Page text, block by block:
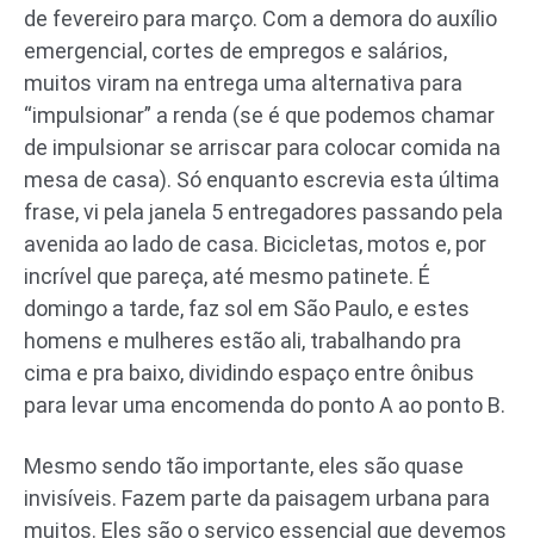
de fevereiro para março. Com a demora do auxílio
emergencial, cortes de empregos e salários,
muitos viram na entrega uma alternativa para
“impulsionar” a renda (se é que podemos chamar
de impulsionar se arriscar para colocar comida na
mesa de casa). Só enquanto escrevia esta última
frase, vi pela janela 5 entregadores passando pela
avenida ao lado de casa. Bicicletas, motos e, por
incrível que pareça, até mesmo patinete. É
domingo a tarde, faz sol em São Paulo, e estes
homens e mulheres estão ali, trabalhando pra
cima e pra baixo, dividindo espaço entre ônibus
para levar uma encomenda do ponto A ao ponto B.
Mesmo sendo tão importante, eles são quase
invisíveis. Fazem parte da paisagem urbana para
muitos. Eles são o serviço essencial que devemos